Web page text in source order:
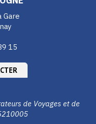
Gare
15
de Voyages et de